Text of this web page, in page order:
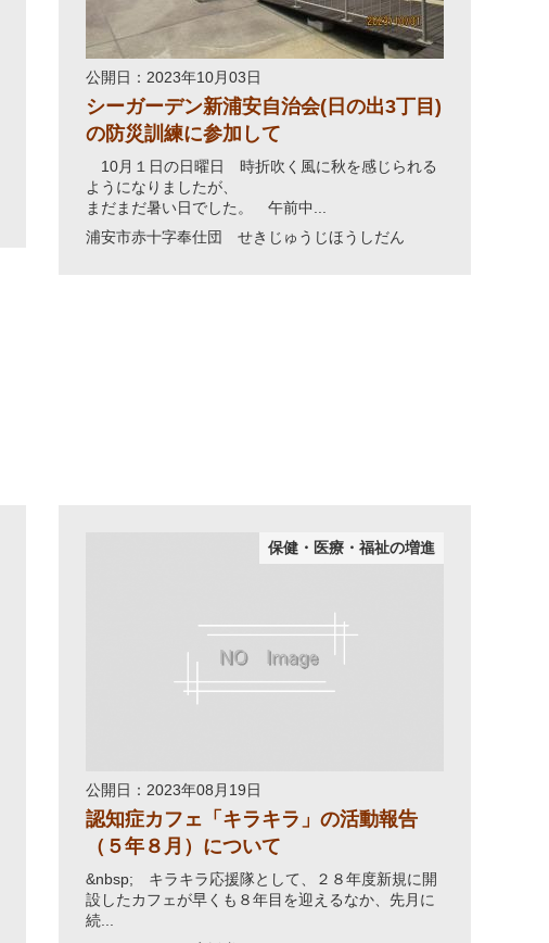
公開日：2023年10月03日
シーガーデン新浦安自治会(日の出3丁目)
の防災訓練に参加して
10月１日の日曜日 時折吹く風に秋を感じられる
ようになりましたが、
まだまだ暑い日でした。 午前中...
浦安市赤十字奉仕団 せきじゅうじほうしだん
保健・医療・福祉の増進
公開日：2023年08月19日
認知症カフェ「キラキラ」の活動報告
（５年８月）について
&nbsp; キラキラ応援隊として、２８年度新規に開
設したカフェが早くも８年目を迎えるなか、先月に
続...